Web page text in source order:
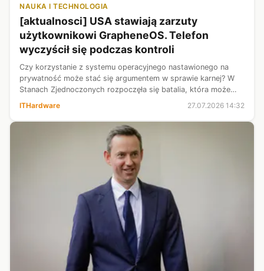
NAUKA I TECHNOLOGIA
[aktualnosci] USA stawiają zarzuty
użytkownikowi GrapheneOS. Telefon
wyczyścił się podczas kontroli
Czy korzystanie z systemu operacyjnego nastawionego na
prywatność może stać się argumentem w sprawie karnej? W
Stanach Zjednoczonych rozpoczęła się batalia, która może
wyznaczyć nowy kierunek dla sporów o szyfrowanie i
ITHardware 27.07.2026 14:32